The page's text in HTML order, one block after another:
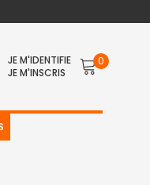
JE M'IDENTIFIE
JE M'INSCRIS
0